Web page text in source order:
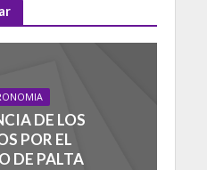
DE LOS
POR EL
DE PALTA